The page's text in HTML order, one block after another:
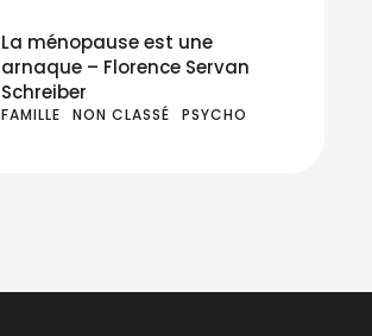
La ménopause est une
arnaque – Florence Servan
Schreiber
FAMILLE NON CLASSÉ PSYCHO